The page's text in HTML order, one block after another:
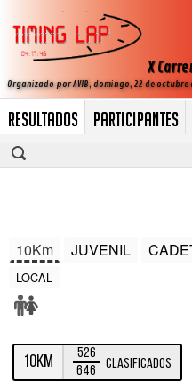
RESULTADOS PARTICIPANTES
10Km JUVENIL
LOCAL
10Km
526
646
Clasificados